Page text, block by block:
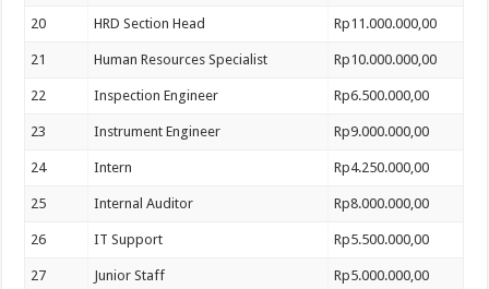
20 HRD Section Head Rp11.000.000,00
21 Human Resources Specialist Rp10.000.000,00
22 Inspection Engineer Rp6.500.000,00
23 Instrument Engineer Rp9.000.000,00
24 Intern Rp4.250.000,00
25 Internal Auditor Rp8.000.000,00
26 IT Support Rp5.500.000,00
27 Junior Staff Rp5.000.000,00